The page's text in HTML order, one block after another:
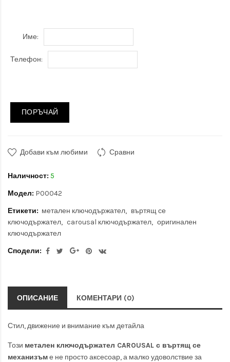
Име:
Телефон:
ПОРЪЧАЙ
Добави към любими Сравни
Наличност: 5
Модел: P00042
Етикети: метален ключодържател
въртящ се
ключодържател
carousal ключодържател
оригинален
ключодържател
Сподели:
ОПИСАНИЕ КОМЕНТАРИ (0)
Стил, движение и внимание към детайла
Този метален ключодържател CAROUSAL с въртящ се
механизъме не просто аксесоар, а малко удоволствие за